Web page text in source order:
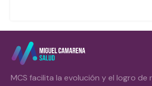
MCS facilita la evolución y el logro de